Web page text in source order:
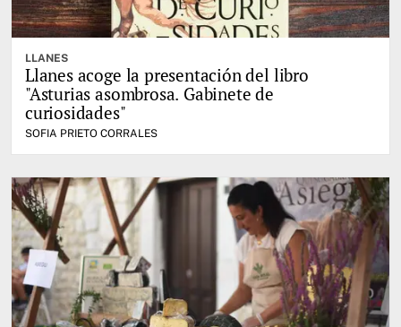
LLANES
Llanes acoge la presentación del libro
"Asturias asombrosa. Gabinete de
curiosidades"
SOFIA PRIETO CORRALES